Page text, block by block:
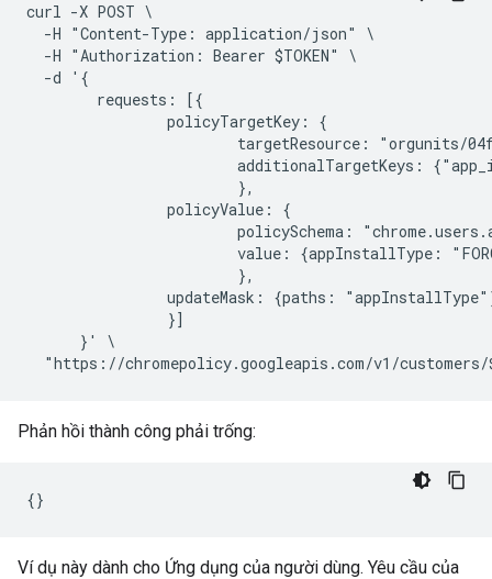
curl -X POST \
  -H "Content-Type: application/json" \
  -H "Authorization: Bearer $TOKEN" \
  -d '{
        requests: [{
                policyTargetKey: {
targetResource: "orgunits/
additionalTargetKeys:
                        },
                policyValue: {
policySchema:
value: {appInstallType:
                        },
updateMask: {paths:
                }]
      }' \
Phản hồi thành công phải trống:
Ví dụ này dành cho Ứng dụng của người dùng. Yêu cầu của